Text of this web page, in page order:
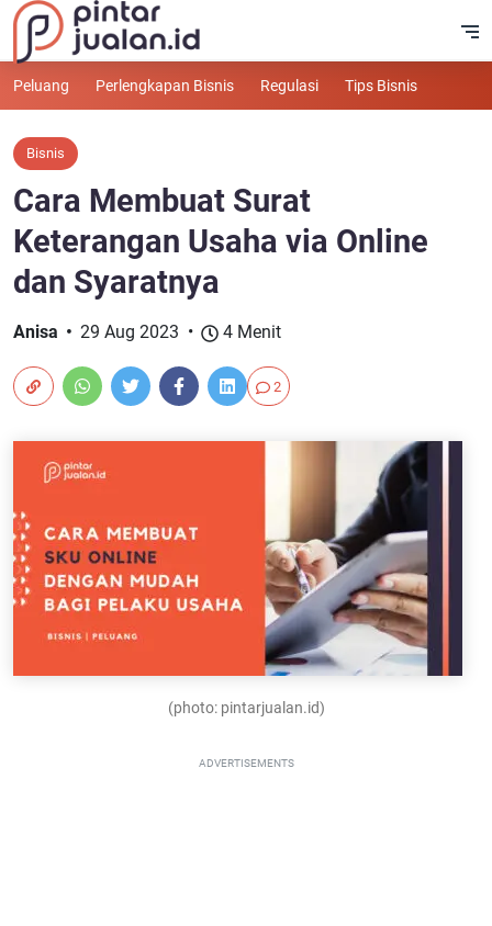
Peluang Perlengkapan Bisnis Regulasi Tips Bisnis
Bisnis
Cara Membuat Surat
Keterangan Usaha via Online
dan Syaratnya
Anisa 29 Aug 2023 4 Menit
2
(photo: pintarjualan.id)
ADVERTISEMENTS